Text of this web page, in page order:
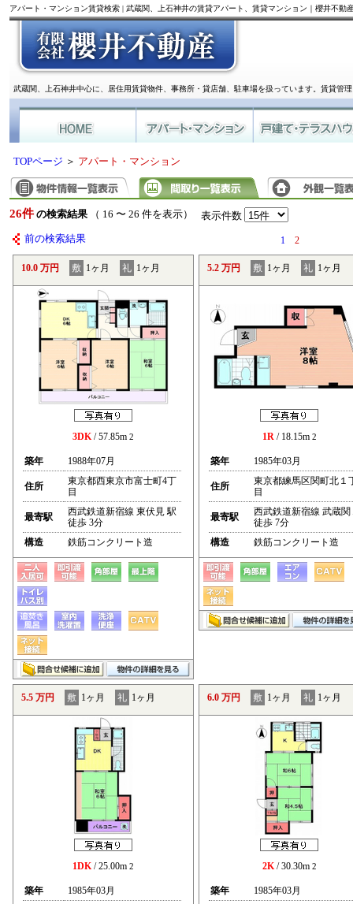
アパート・マンション賃貸検索 | 武蔵関、上石神井の賃貸アパート、賃貸マンション｜櫻井不動
武蔵関、上石神井中心に、居住用賃貸物件、事務所・貸店舗、駐車場を扱っています。賃貸管
TOPページ ＞ アパート・マンション
26件 の検索結果 （ 16 〜 26 件を表示） 表示件数
前の検索結果 1 2
10.0 万円 敷 1ヶ月 礼 1ヶ月
3DK/ 57.85m 2
築年 1988年07月
住所
東京都西東京市富士町4丁
目
最寄駅
西武鉄道新宿線 東伏見 駅
徒歩 3分
構造
鉄筋コンクリート造
5.2 万円 敷 1ヶ月 礼 1ヶ月
1R/ 18.15m 2
築年 1985年03月
住所
東京都練馬区関町北１
目
最寄駅
西武鉄道新宿線 武蔵関
徒歩 7分
構造
鉄筋コンクリート造
5.5 万円 敷 1ヶ月 礼 1ヶ月
1DK/ 25.00m 2
築年
1985年03月
6.0 万円 敷 1ヶ月 礼 1ヶ月
2K/ 30.30m 2
築年 1985年03月